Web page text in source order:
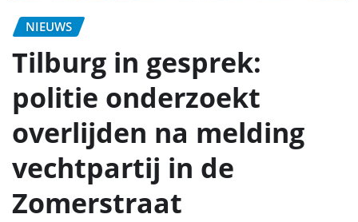
NIEUWS
Tilburg in gesprek:
politie onderzoekt
overlijden na melding
vechtpartij in de
Zomerstraat